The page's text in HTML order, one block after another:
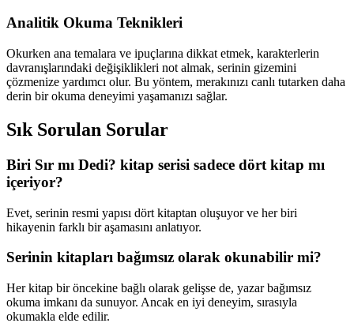
Analitik Okuma Teknikleri
Okurken ana temalara ve ipuçlarına dikkat etmek, karakterlerin
davranışlarındaki değişiklikleri not almak, serinin gizemini
çözmenize yardımcı olur. Bu yöntem, merakınızı canlı tutarken daha
derin bir okuma deneyimi yaşamanızı sağlar.
Sık Sorulan Sorular
Biri Sır mı Dedi? kitap serisi sadece dört kitap mı
içeriyor?
Evet, serinin resmi yapısı dört kitaptan oluşuyor ve her biri
hikayenin farklı bir aşamasını anlatıyor.
Serinin kitapları bağımsız olarak okunabilir mi?
Her kitap bir öncekine bağlı olarak gelişse de, yazar bağımsız
okuma imkanı da sunuyor. Ancak en iyi deneyim, sırasıyla
okumakla elde edilir.